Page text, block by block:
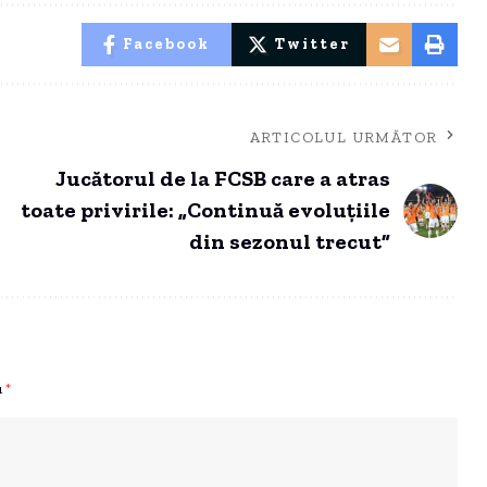
Facebook Twitter
ARTICOLUL URMĂTOR
Jucătorul de la FCSB care a atras
toate privirile: „Continuă evoluțiile
din sezonul trecut”
*